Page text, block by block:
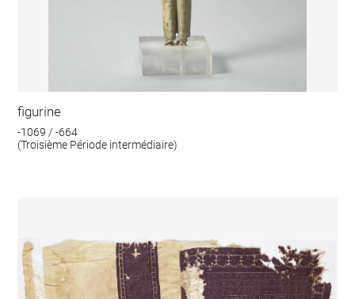
figurine
-1069 / -664
(Troisième Période intermédiaire)